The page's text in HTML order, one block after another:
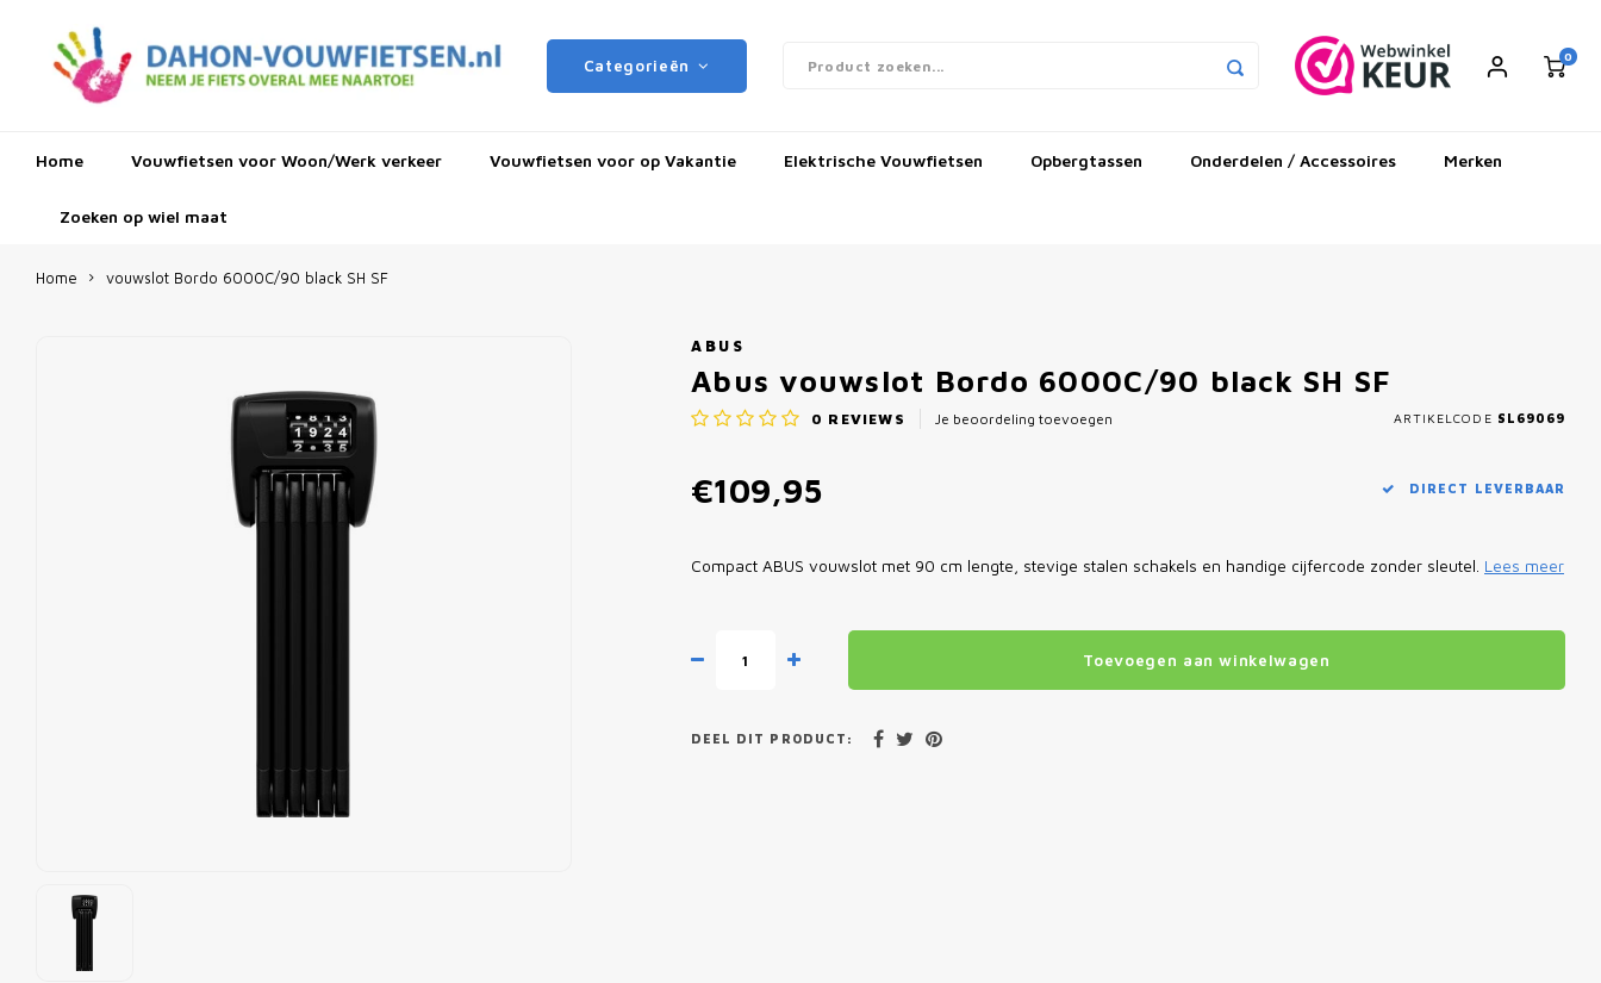
Categorieën
0
Home Vouwfietsen voor Woon/Werk verkeer Vouwfietsen voor op Vakantie Elektrische Vouwfietsen Opbergtassen Onderdelen / Accessoires Merken
Zoeken op wiel maat
Home vouwslot Bordo 6000C/90 black SH SF
ABUS
Abus vouwslot Bordo 6000C/90 black SH SF
0 REVIEWS Je beoordeling toevoegen ARTIKELCODE SL69069
€109,95 DIRECT LEVERBAAR
Compact ABUS vouwslot met 90 cm lengte, stevige stalen schakels en handige cijfercode zonder sleutel. Lees meer
Toevoegen aan winkelwagen
DEEL DIT PRODUCT: